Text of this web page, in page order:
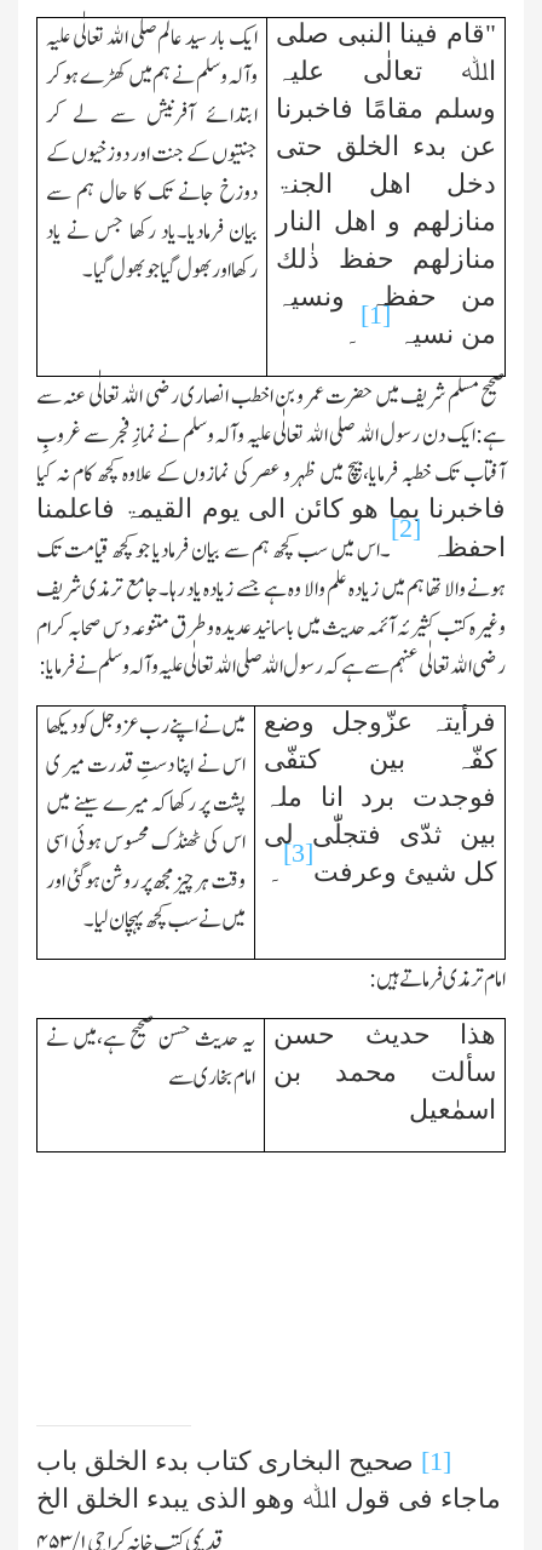
"قام فینا النبی صلی
اﷲ تعالٰی علیہ
وسلم مقامًا فاخبرنا
عن بدء الخلق حتی
دخل اھل الجنۃ
منازلھم و اھل النار
منازلھم حفظ ذٰلك
من حفظہ ونسیہ
من نسیہ
[1]
۔
ایك بار سید عالم صلی اﷲ تعالٰی علیہ
وآلہ وسلم نے ہم میں کھڑے ہو کر
ابتدائے آفرنیش سے لے کر
جنتیوں کے جنت اور دوزخیوں کے
دوزخ جانے تك کا حال ہم سے
بیان فرمادیا۔یاد رکھا جس نے یاد
رکھا اور بھول گیا جو بھول گیا۔
صحیح مسلم شریف میں حضرت عمر و بن اخطب انصاری رضی اﷲ تعالٰی عنہ سے
ہے:ایك دن رسول اﷲ صلی اﷲ تعالٰی علیہ وآلہ وسلم نے نمازِ فجر سے غروبِ
آفتاب تك خطبہ فرمایا،بیچ میں ظہر و عصر کی نمازوں کے علاوہ کچھ کام نہکیا
فاخبرنا بما ھو کائن الی یوم القیمۃ فاعلمنا
احفظہ
[2]
۔اس میں سب کچھ ہم سے بیان فرمادیا جو کچھ قیامت تك
ہونے والا تھا ہم میں زیادہ علم والا وہ ہے جسے زیادہ یاد رہا۔جامع ترمذی شریف
وغیرہ کتب کثیرئہ آئمہ حدیث میں باسانید عدیدہ و طرق متنوعہ دس صحابہ کرام
رضی اﷲ تعالٰی عنہم سے ہے کہ رسول اﷲ صلی اﷲ تعالٰی علیہ وآلہ وسلم نے فرمایا:
فرأیتہ عزّوجل وضع
کفّہ بین کتفّی
فوجدت برد انا ملہ
بین ثدّی فتجلّٰی لی
کل شیئ وعرفت
[3]
۔
میں نے اپنے رب عزوجل کو دیکھا
اس نے اپنا دستِ قدرت میر ی
پشت پررکھا کہ میرے سینے میں
اسکی ٹھنڈك محسوس ہوئی اسی
وقت ہر چیز مجھ پر روشن ہوگئی اور
میں نے سب کچھ پہچان لیا۔
امام ترمذی فرماتے ہیں:
ھذا حدیث حسن
سألت محمد بن
اسمٰعیل
یہ حدیث حسن صحیح ہے،میں نے
امام بخاری سے
[1] صحیح البخاری کتاب بدء الخلق باب
ماجاء فی قول اﷲ وھو الذی یبدء الخلق الخ